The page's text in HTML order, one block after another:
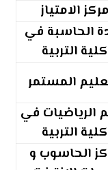
مركز الامتياز
الحاسبة في
كلية التربية
المستمر
الرياضيات في
كلية التربية
الحاسوب و